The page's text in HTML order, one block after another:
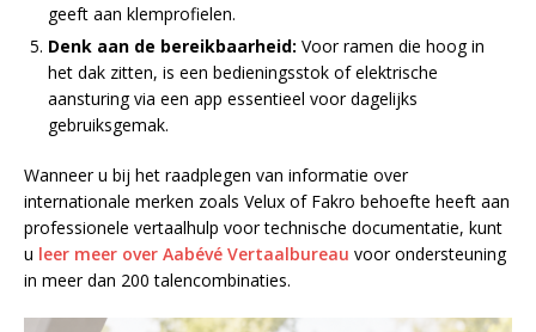
geeft aan klemprofielen.
Denk aan de bereikbaarheid: Voor ramen die hoog in
het dak zitten, is een bedieningsstok of elektrische
aansturing via een app essentieel voor dagelijks
gebruiksgemak.
Wanneer u bij het raadplegen van informatie over
internationale merken zoals Velux of Fakro behoefte heeft aan
professionele vertaalhulp voor technische documentatie, kunt
u leer meer over Aabévé Vertaalbureau voor ondersteuning
in meer dan 200 talencombinaties.